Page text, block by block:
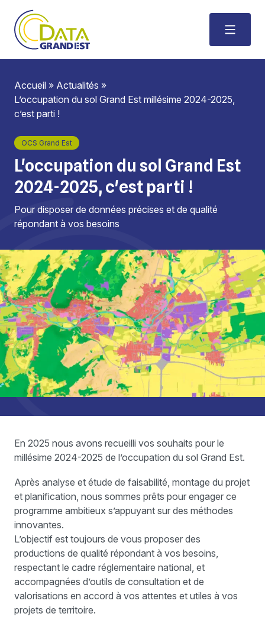
Accueil » Actualités »
L’occupation du sol Grand Est millésime 2024-2025,
c’est parti !
OCS Grand Est
L'occupation du sol Grand Est
2024-2025, c'est parti !
Pour disposer de données précises et de qualité
répondant à vos besoins
En 2025 nous avons recueilli vos souhaits pour le
millésime 2024-2025 de l’occupation du sol Grand Est.
Après analyse et étude de faisabilité, montage du projet
et planification, nous sommes prêts pour engager ce
programme ambitieux s’appuyant sur des méthodes
innovantes.
L’objectif est toujours de vous proposer des
productions de qualité répondant à vos besoins,
respectant le cadre réglementaire national, et
accompagnées d’outils de consultation et de
valorisations en accord à vos attentes et utiles à vos
projets de territoire.